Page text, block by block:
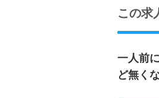
この求
一人前
ど無く